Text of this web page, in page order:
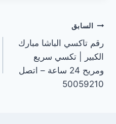
تصفّح
المقالات
السابق
رقم تاكسي الباشا مبارك
الكبير | تكسي سريع
ومريح 24 ساعة – اتصل
50059210